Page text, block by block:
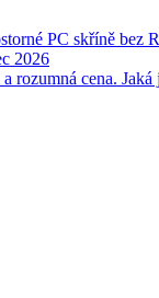
PC skříně bez
2026
rozumná cena. Jaká